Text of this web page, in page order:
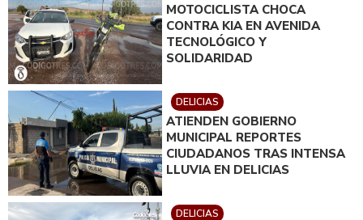
MOTOCICLISTA CHOCA
CONTRA KIA EN AVENIDA
TECNOLÓGICO Y
SOLIDARIDAD
DELICIAS
ATIENDEN GOBIERNO
MUNICIPAL REPORTES
CIUDADANOS TRAS INTENSA
LLUVIA EN DELICIAS
DELICIAS